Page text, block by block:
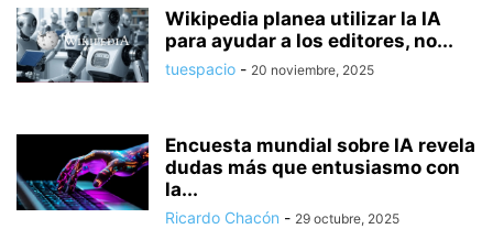
Wikipedia planea utilizar la IA
para ayudar a los editores, no...
tuespacio - 20 noviembre, 2025
Encuesta mundial sobre IA revela
dudas más que entusiasmo con
la...
Ricardo Chacón - 29 octubre, 2025